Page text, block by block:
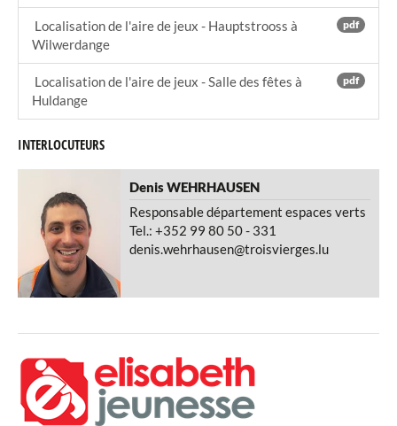
pdf
Localisation de l'aire de jeux - Hauptstrooss à
Wilwerdange
pdf
Localisation de l'aire de jeux - Salle des fêtes à
Huldange
INTERLOCUTEURS
DenisWEHRHAUSEN
Responsable département espaces verts
Tel.: +352 99 80 50 - 331
denis.wehrhausen@troisvierges.lu